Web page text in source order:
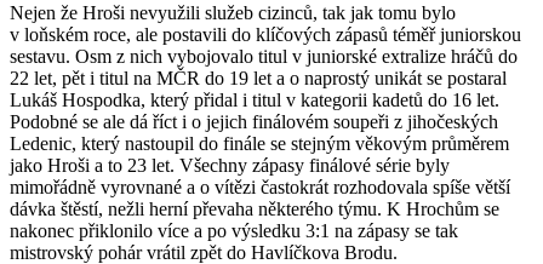
Nejen že Hroši nevyužili služeb cizinců, tak jak tomu bylo
v loňském roce, ale postavili do klíčových zápasů téměř juniorskou
sestavu. Osm z nich vybojovalo titul v juniorské extralize hráčů do
22 let, pět i titul na MČR do 19 let a o naprostý unikát se postaral
Lukáš Hospodka, který přidal i titul v kategorii kadetů do 16 let.
Podobné se ale dá říct i o jejich finálovém soupeři z jihočeských
Ledenic, který nastoupil do finále se stejným věkovým průměrem
jako Hroši a to 23 let. Všechny zápasy finálové série byly
mimořádně vyrovnané a o vítězi častokrát rozhodovala spíše větší
dávka štěstí, nežli herní převaha některého týmu. K Hrochům se
nakonec přiklonilo více a po výsledku 3:1 na zápasy se tak
mistrovský pohár vrátil zpět do Havlíčkova Brodu.